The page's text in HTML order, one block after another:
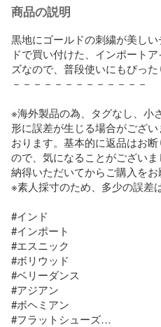
商品の説明
黒地にゴールドの刺繍が美し
ドで買い付けた、インポート
ズなので、普段使いにもぴった
－－－－－－－－－－－－－
※海外製品の為、タグなし、小
形に誤差が生じる場合がござ
おります。基本的に返品はお
ので、気になることがござい
納得いただいてからご購入をお
※素人採寸のため、多少の誤差
#インド
#インポート
#エスニック
#ボリウッド
#ベリーダンス
#アジアン
#ボヘミアン
#フラットシューズ